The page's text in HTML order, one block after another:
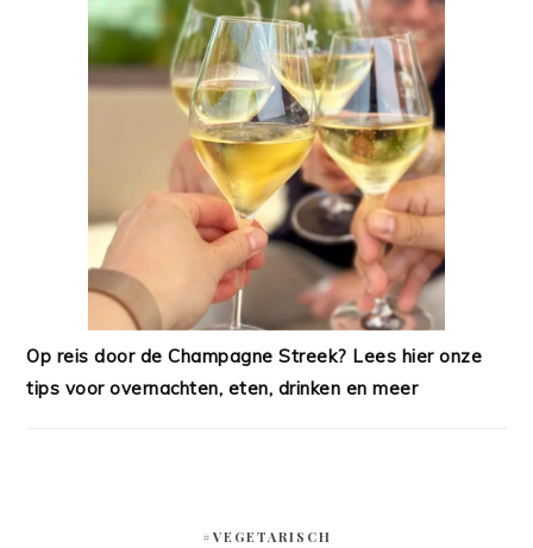
Op reis door de Champagne Streek? Lees hier onze
tips voor overnachten, eten, drinken en meer
#VEGETARISCH